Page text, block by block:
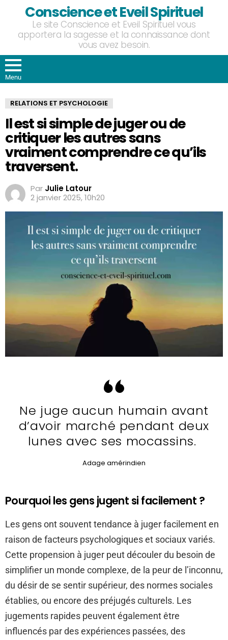
Conscience et Eveil Spirituel
Le site Conscience et Eveil Spirituel vous
apportera la sagesse et la connaissance dont
vous avez besoin.
Menu
RELATIONS ET PSYCHOLOGIE
Il est si simple de juger ou de
critiquer les autres sans
vraiment comprendre ce qu’ils
traversent.
Par Julie Latour
2 janvier 2025, 10h20
Ne juge aucun humain avant
d’avoir marché pendant deux
lunes avec ses mocassins.
Adage amérindien
Pourquoi les gens jugent si facilement ?
Les gens ont souvent tendance à juger facilement en
raison de facteurs psychologiques et sociaux variés.
Cette propension à juger peut découler du besoin de
simplifier un monde complexe, de la peur de l’inconnu,
du désir de se sentir supérieur, des normes sociales
établies, ou encore des préjugés culturels. Les
jugements rapides peuvent également être
influencés par des expériences passées, des